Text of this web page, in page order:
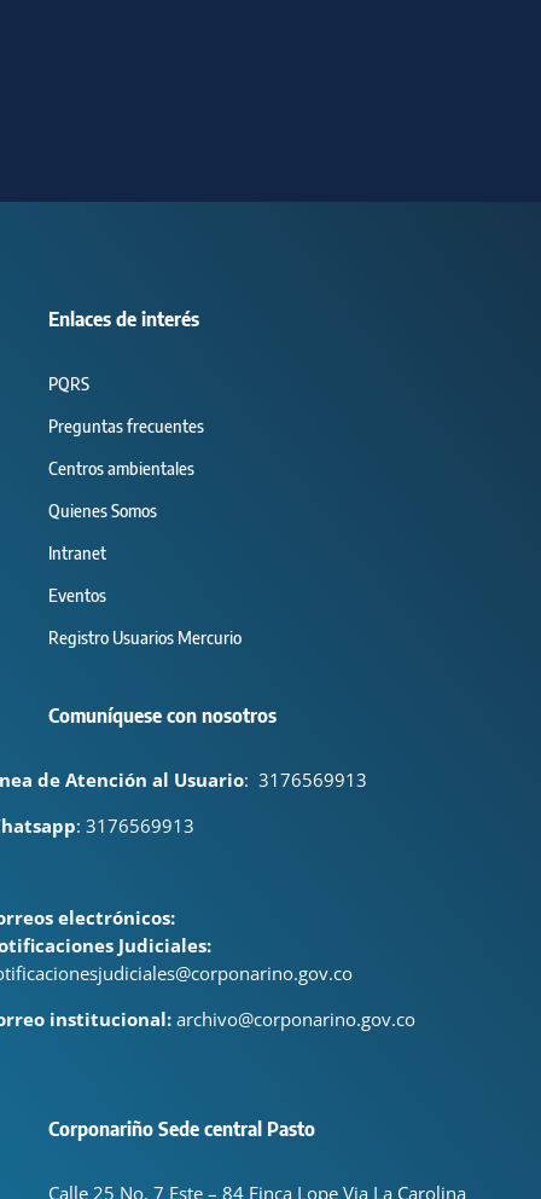
Enlaces de interés
PQRS
Preguntas frecuentes
Centros ambientales
Quienes Somos
Intranet
Eventos
Registro Usuarios Mercurio
Comuníquese con nosotros
de Atención al Usuario: 3176569913
: 3176569913
electrónicos:
Judiciales:
institucional: archivo@corponarino.gov.co
Corponariño Sede central Pasto
Calle 25 No. 7 Este – 84 Finca Lope Via La Carolina